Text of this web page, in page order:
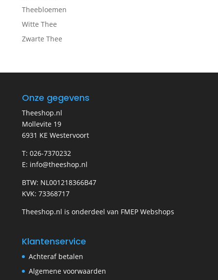
Theebloemen
Witte Thee
Zwarte Thee
Onze gegevens
Theeshop.nl
Mollevite 19
6931 KE Westervoort
T: 026-7370232
E: info@theeshop.nl
BTW: NL001218366B47
KVK: 73368717
Theeshop.nl is onderdeel van FMEP Webshops
Klantenservice
Achteraf betalen
Algemene voorwaarden